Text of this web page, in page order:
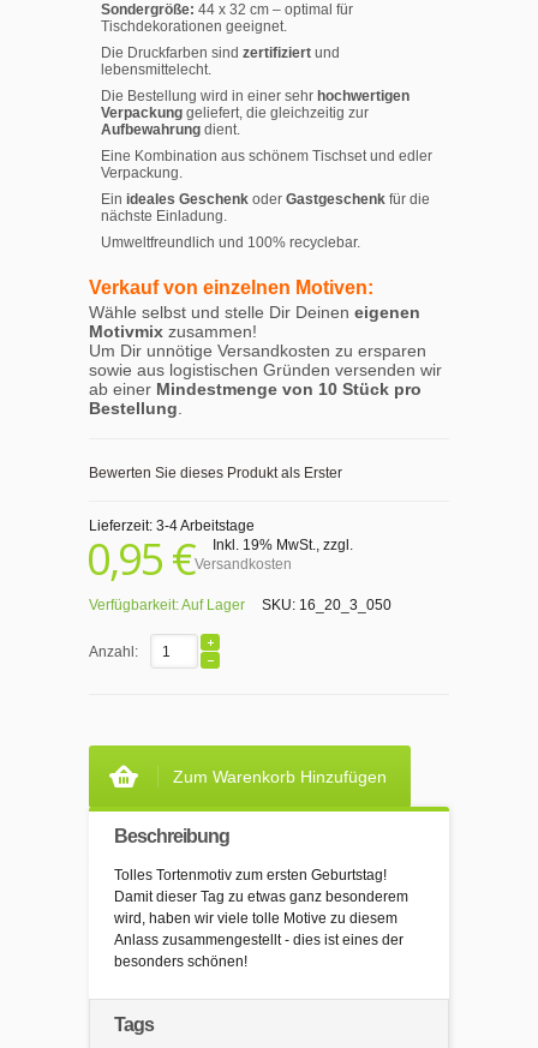
Sondergröße: 44 x 32 cm – optimal für
Tischdekorationen geeignet.
Die Druckfarben sind zertifiziert und
lebensmittelecht.
Die Bestellung wird in einer sehr hochwertigen
Verpackung geliefert, die gleichzeitig zur
Aufbewahrung dient.
Eine Kombination aus schönem Tischset und edler
Verpackung.
Ein ideales Geschenk oder Gastgeschenk für die
nächste Einladung.
Umweltfreundlich und 100% recyclebar.
Verkauf von einzelnen Motiven:
Wähle selbst und stelle Dir Deinen eigenen
Motivmix zusammen!
Um Dir unnötige Versandkosten zu ersparen
sowie aus logistischen Gründen versenden wir
ab einer Mindestmenge von 10 Stück pro
Bestellung.
Bewerten Sie dieses Produkt als Erster
Lieferzeit: 3-4 Arbeitstage
0,95 € Inkl. 19% MwSt., zzgl.
Versandkosten
Verfügbarkeit:Auf Lager SKU: 16_20_3_050
Anzahl:
Zum Warenkorb Hinzufügen
Beschreibung
Tolles Tortenmotiv zum ersten Geburtstag!
Damit dieser Tag zu etwas ganz besonderem
wird, haben wir viele tolle Motive zu diesem
Anlass zusammengestellt - dies ist eines der
besonders schönen!
Tags